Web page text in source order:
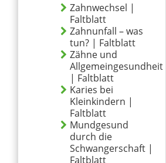
Zahnwechsel |
Faltblatt
Zahnunfall – was
tun? | Faltblatt
Zähne und
Allgemeingesundheit
| Faltblatt
Karies bei
Kleinkindern |
Faltblatt
Mundgesund
durch die
Schwangerschaft |
Faltblatt